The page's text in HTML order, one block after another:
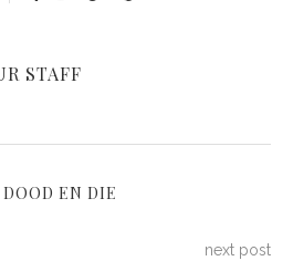
STAFF
EN DIE
next post